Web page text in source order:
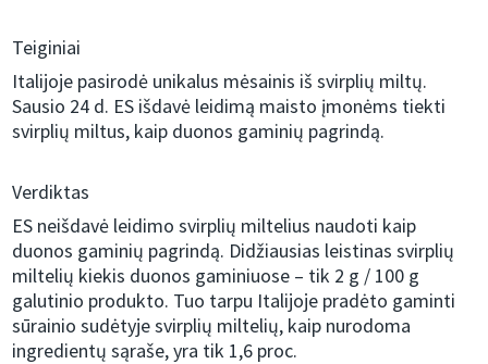
Teiginiai
Italijoje pasirodė unikalus mėsainis iš svirplių miltų.
Sausio 24 d. ES išdavė leidimą maisto įmonėms tiekti
svirplių miltus, kaip duonos gaminių pagrindą.
Verdiktas
ES neišdavė leidimo svirplių miltelius naudoti kaip
duonos gaminių pagrindą. Didžiausias leistinas svirplių
miltelių kiekis duonos gaminiuose – tik 2 g / 100 g
galutinio produkto. Tuo tarpu Italijoje pradėto gaminti
sūrainio sudėtyje svirplių miltelių, kaip nurodoma
ingredientų sąraše, yra tik 1,6 proc.